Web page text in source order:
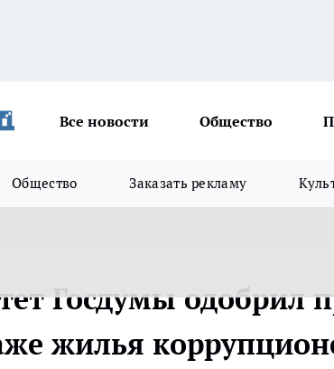
Все новости Общество
Общество Заказать рекламу
Госдумы одобрил
жилья